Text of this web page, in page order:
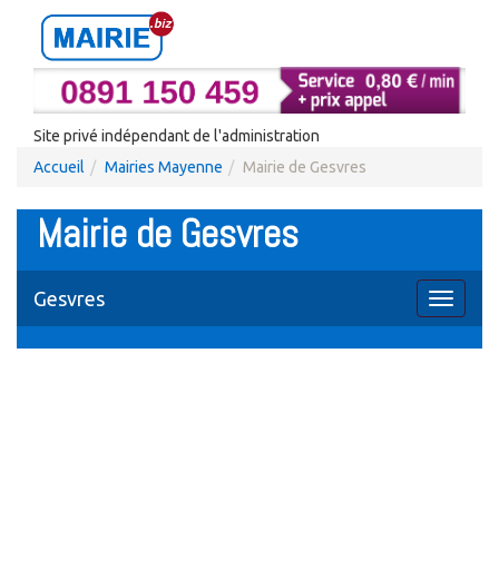
Site privé indépendant de l'administration
Accueil
Mairies Mayenne Mairie de Gesvres
Mairie de Gesvres
Toggle
Gesvres